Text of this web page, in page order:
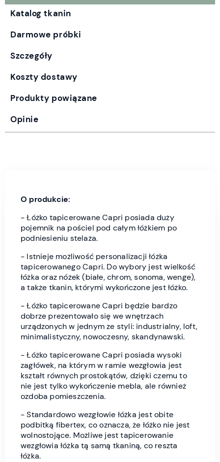
Katalog tkanin
Darmowe próbki
Szczegóły
Koszty dostawy
Produkty powiązane
Opinie
O produkcie:
- Łóżko tapicerowane Capri posiada duży
pojemnik na pościel pod całym łóżkiem po
podniesieniu stelaża.
- Istnieje możliwość personalizacji łóżka
tapicerowanego Capri. Do wybory jest wielkość
łóżka oraz nóżek (białe, chrom, sonoma, wenge),
a także tkanin, którymi wykończone jest łóżko.
- Łóżko tapicerowane Capri będzie bardzo
dobrze prezentowało się we wnętrzach
urządzonych w jednym ze styli: industrialny, loft,
minimalistyczny, nowoczesny, skandynawski.
- Łóżko tapicerowane Capri posiada wysoki
zagłówek, na którym w ramie wezgłowia jest
kształt równych prostokątów, dzięki czemu to
nie jest tylko wykończenie mebla, ale również
ozdoba pomieszczenia.
- Standardowo wezgłowie łóżka jest obite
podbitką fibertex, co oznacza, że łóżko nie jest
wolnostojące. Możliwe jest tapicerowanie
wezgłowia łóżka tą samą tkaniną, co reszta
łóżka.